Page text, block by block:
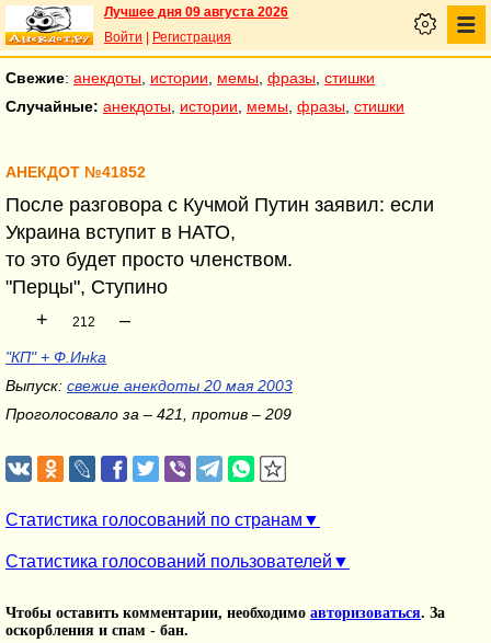
Лучшее дня 09 августа 2026
Войти
Регистрация
Свежие: анекдоты истории мемы фразы стишки
Случайные: анекдоты истории мемы фразы стишки
АНЕКДОТ №41852
После разговора с Кучмой Путин заявил: если
Украина вступит в НАТО,
то это будет просто членством.
"Перцы", Ступино
+
212 –
"КП" + Ф.Инka
Выпуск: свежие анекдоты 20 мая 2003
Проголосовало за – 421, против – 209
Статистика голосований по странам
Статистика голосований пользователей
Чтобы оставить комментарии, необходимо авторизоваться. За
оскорбления и спам - бан.